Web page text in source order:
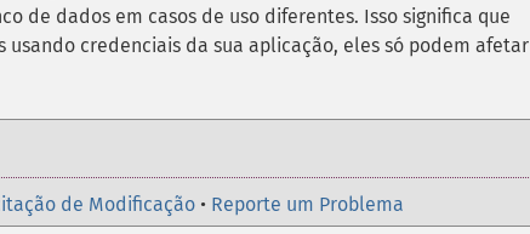
de dados em casos de uso diferentes. Isso significa que
usando credenciais da sua aplicação, eles só podem afetar
de Modificação • Reporte um Problema